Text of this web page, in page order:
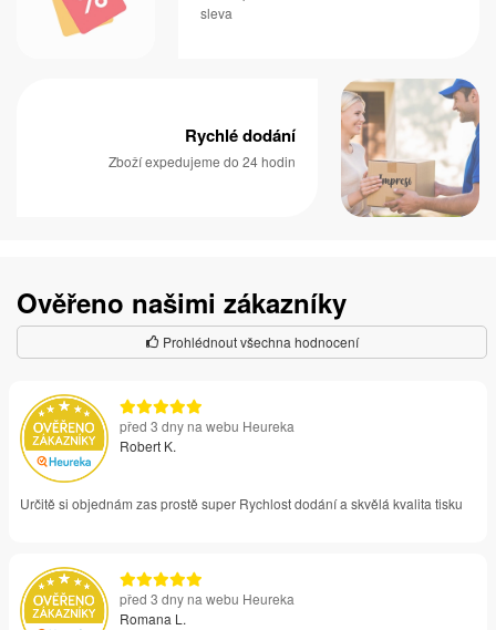
sleva
Rychlé dodání
Zboží expedujeme do 24 hodin
Ověřeno našimi zákazníky
Prohlédnout všechna hodnocení
před 3 dny na webu Heureka
Robert K.
Určitě si objednám zas prostě super Rychlost dodání a skvělá kvalita tisku
před 3 dny na webu Heureka
Romana L.